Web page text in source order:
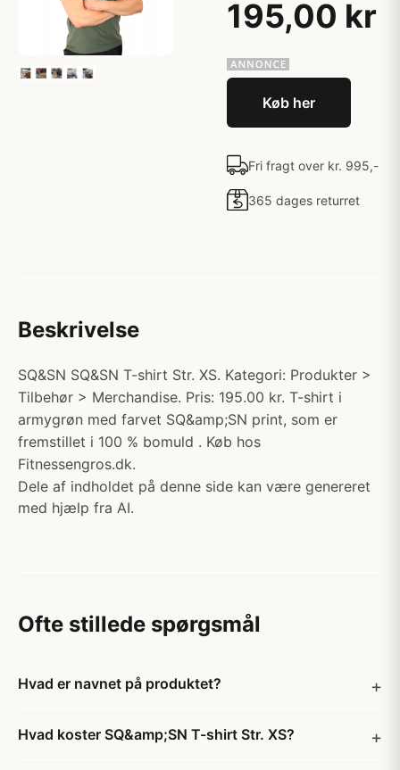
195,00 kr
Køb her
Fri fragt over kr. 995,-
365 dages returret
Beskrivelse
SQ&SN SQ&SN T-shirt Str. XS. Kategori: Produkter >
Tilbehør > Merchandise. Pris: 195.00 kr. T-shirt i
armygrøn med farvet SQ&amp;SN print, som er
fremstillet i 100 % bomuld . Køb hos
Fitnessengros.dk.
Dele af indholdet på denne side kan være genereret
med hjælp fra AI.
Ofte stillede spørgsmål
Hvad er navnet på produktet?
Hvad koster SQ&amp;SN T-shirt Str. XS?